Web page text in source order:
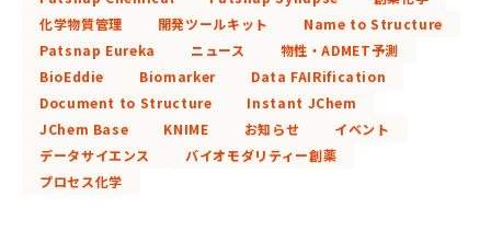
化学物質管理
開発ツールキット
Name to Structure
Patsnap Eureka
ニュース
物性・ADMET予測
BioEddie
Biomarker
Data FAIRification
Document to Structure
Instant JChem
JChem Base
KNIME お知らせ
イベント
データサイエンス
バイオモダリティー創薬
プロセス化学